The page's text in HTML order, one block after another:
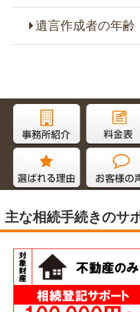
遺言作成者の年齢
主な相続手続きのサ